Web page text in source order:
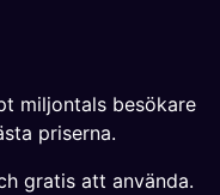
miljontals besökare
priserna.
gratis att använda.